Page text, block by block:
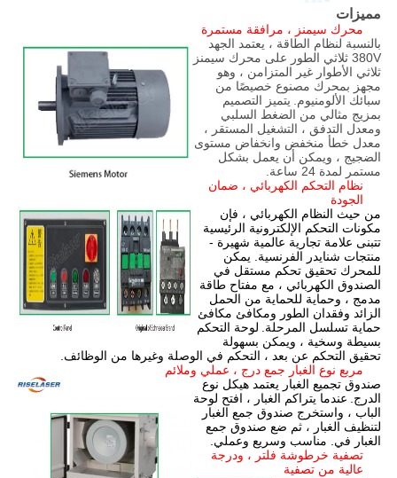
مميزات
محرك سيمنز ، مرافقة مستمرة
بالنسبة لنظام الطاقة ، يعتمد الجهد
380V ثلاثي الطور على محرك سيمنز
ثلاثي الأطوار غير المتزامن ، وهو
مجهز بمحرك مصنوع خصيصًا من
سبائك الألومنيوم. يتميز التصميم
بمزيج مثالي من الضغط السلبي
ومعدل التدفق ، التشغيل المستقر ،
معدل خطأ منخفض وانخفاض مستوى
الضجيج ، ويمكن أن يعمل بشكل
مستمر لمدة 24 ساعة.
نظام التحكم الكهربائي ، ضمان
الجودة
من حيث النظام الكهربائي ، فإن
مكونات التحكم الإلكترونية الرئيسية
تتبنى علامة تجارية عالمية شهيرة -
منتجات شنايدر الفرنسية. يمكن
للمحرك تحقيق تحكم مستقل في
الصندوق الكهربائي ، مع مفتاح طاقة
مدمج ، وحماية للحماية من الحمل
الزائد وفقدان الطور ومكافئ مكافئ
حماية تسلسل المرحلة. لوحة التحكم
بسيطة وسخية ، ويمكن بسهولة
تحقيق التحكم عن بعد ، التحكم في الوصلة وغيرها من الوظائف.
مربع نوع الغبار جمع درج ، عملي وملائم
صندوق تجميع الغبار يعتمد هيكل نوع
الدرج. عندما يتراكم الغبار ، افتح لوحة
الباب ، واستخرج صندوق جمع الغبار
لتنظيف الغبار ، ثم ضع صندوق جمع
الغبار في. مناسب وسريع وعملي.
تصفية خرطوشة فلتر ، ودرجة
عالية من تصفية